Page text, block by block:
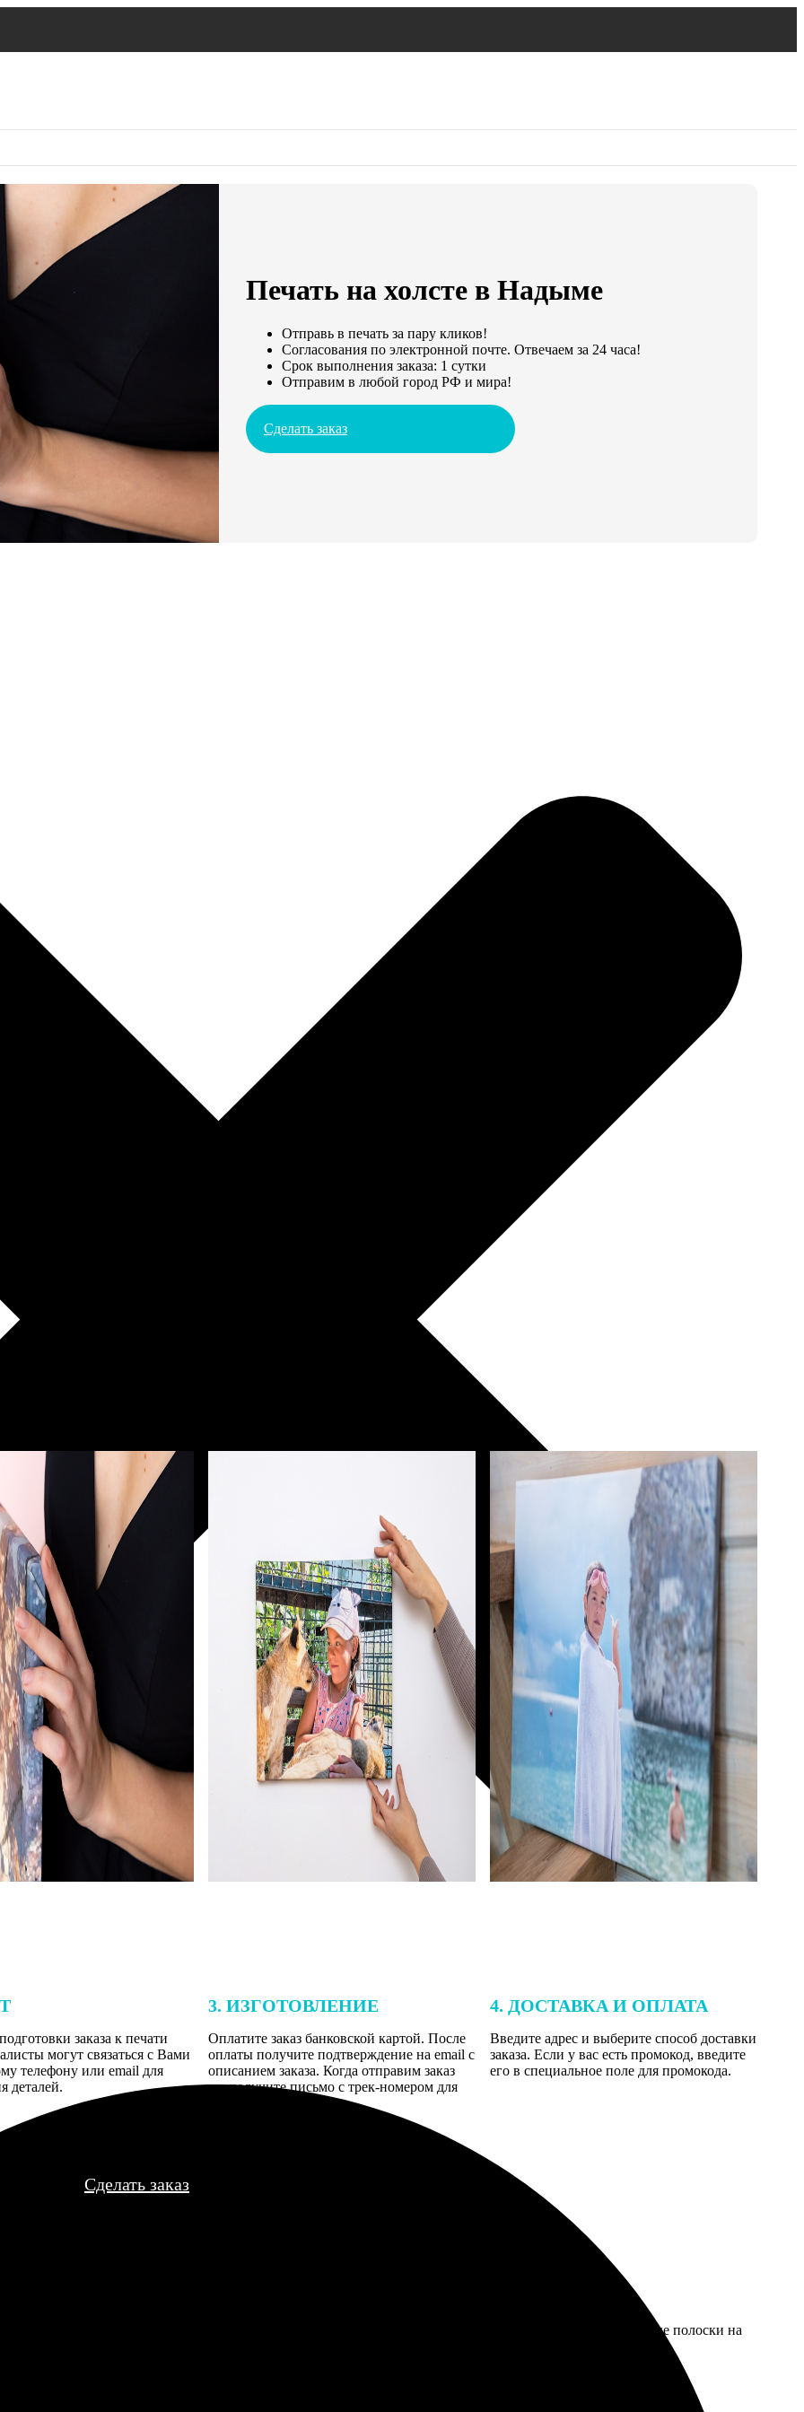
Печать на холсте в Надыме
Отправь в печать за пару кликов!
Согласования по электронной почте. Отвечаем за 24 часа!
Срок выполнения заказа: 1 сутки
Отправим в любой город РФ и мира!
Сделать заказ
заказа к печати
могут связаться с Вами
телефону или email для
деталей.
3. ИЗГОТОВЛЕНИЕ
Оплатите заказ банковской картой. После
оплаты получите подтверждение на email с
описанием заказа. Когда отправим заказ
вы получите письмо с трек-номером для
4. ДОСТАВКА И ОПЛАТА
Введите адрес и выберите способ доставки
заказа. Если у вас есть промокод, введите
его в специальное поле для промокода.
Сделать заказ
фото. Пришло быстро, упаковка целая. В мини-фото обрезка могла бы быть точнее, по краям есть белые полоски на